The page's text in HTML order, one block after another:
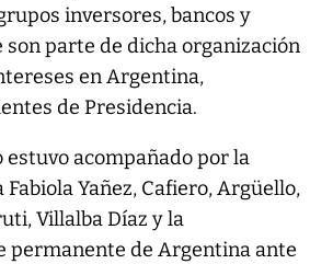
inversores, bancos y
son parte de dicha organización
en Argentina,
de Presidencia.
acompañado por la
Yañez, Cafiero, Argüello,
Villalba Díaz y la
permanente de Argentina ante